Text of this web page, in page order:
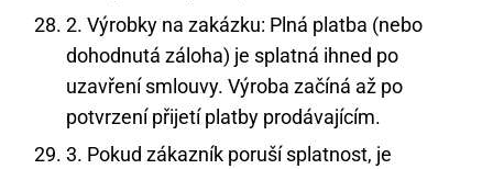
2. Výrobky na zakázku: Plná platba (nebo
dohodnutá záloha) je splatná ihned po
uzavření smlouvy. Výroba začíná až po
potvrzení přijetí platby prodávajícím.
3. Pokud zákazník poruší splatnost, je